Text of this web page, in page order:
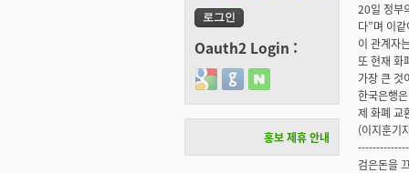
20일 정부
다”며 이
이 관계자
또 현재 화
가장 큰 것
한국은행
제 화폐 교
(이지훈기
검은돈을
Oauth2 Login :
Login with Google
Login with GitHub
Login with Naver
홍보 제휴 안내